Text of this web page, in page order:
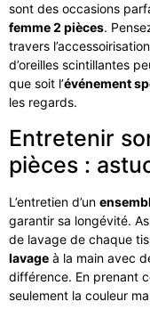
sont des occasions
femme 2 pièces.
travers
d’oreilles scintillantes
que soit l’événement
les regards.
Entretenir
pièces :
L’entretien d’un
garantir sa longévité.
de lavage de chaque
lavage à la main avec
différence. En prenant
seulement la couleur